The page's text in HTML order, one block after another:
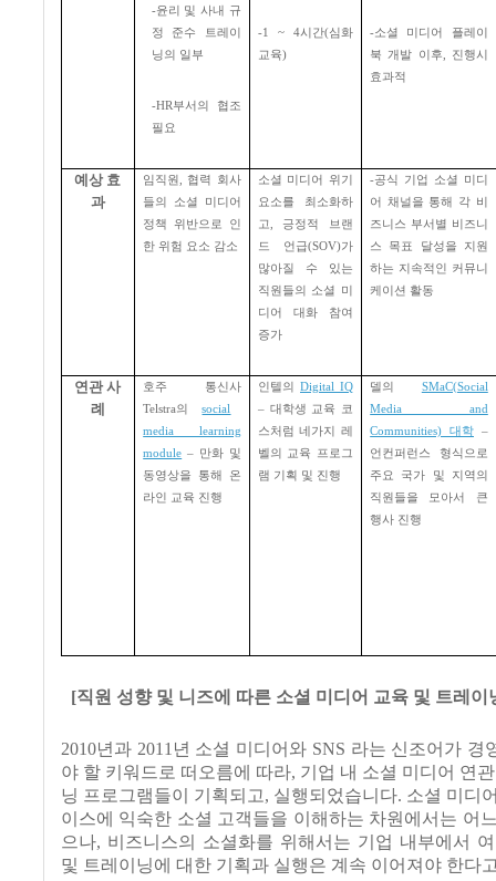
-윤리 및 사내 규
정 준수 트레이
닝의 일부
-HR부서의 협조
필요
-1 ~ 4시간(심화
교육)
-소셜 미디어 플레이
북 개발 이후
진행시
효과적
예상 효
과
임직원
협력 회사
들의 소셜 미디어
정책 위반으로 인
한 위험 요소 감소
소셜 미디어 위기
요소를 최소화하
고
긍정적 브랜
드 언급(SOV)가
많아질 수 있는
직원들의 소셜 미
디어 대화 참여
증가
-공식 기업 소셜 미디
어 채널을 통해 각 비
즈니스 부서별 비즈니
스 목표 달성을 지원
하는 지속적인 커뮤니
케이션 활동
연관 사
례
호주 통신사
Telstra의social
media learning
module – 만화 및
동영상을 통해 온
라인 교육 진행
인텔의 Digital IQ
– 대학생 교육 코
스처럼 네가지 레
벨의 교육 프로그
램 기획 및 진행
델의 SMaC(Social
Media and
Communities) 대학 –
언컨퍼런스 형식으로
주요 국가 및 지역의
직원들을 모아서 큰
행사 진행
[직원 성향 및 니즈에 따른 소셜 미디어 교육 및 트레이
2010년과 2011년 소셜 미디어와 SNS 라는 신조어가 경
야 할 키워드로 떠오름에 따라, 기업 내 소셜 미디어 연
닝 프로그램들이 기획되고, 실행되었습니다. 소셜 미디
이스에 익숙한 소셜 고객들을 이해하는 차원에서는 어
으나, 비즈니스의 소셜화를 위해서는 기업 내부에서
및 트레이닝에 대한 기획과 실행은 계속 이어져야 한다